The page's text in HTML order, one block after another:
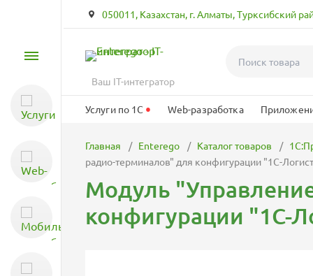
050011, Казахстан, г. Алматы, Турксибский
Ваш IT-интегратор
Услуги по 1С • Web-разработка
Услуги
Услуги по 1С
Web-разработка
Мобильная разработка
Главная Enterego Каталог товаров
радио-терминалов" для конфигурации "1С-
Модуль
конфигурации "1С-